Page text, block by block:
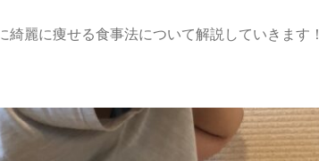
綺麗に痩せる食事法について解説していきます！